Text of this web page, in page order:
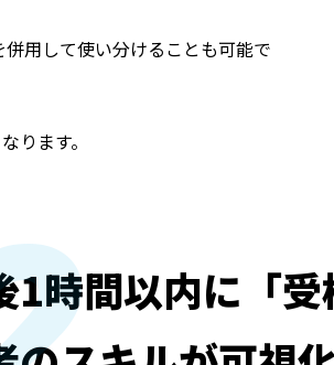
用して使い分けることも可能で
ります。
1時間以内に「